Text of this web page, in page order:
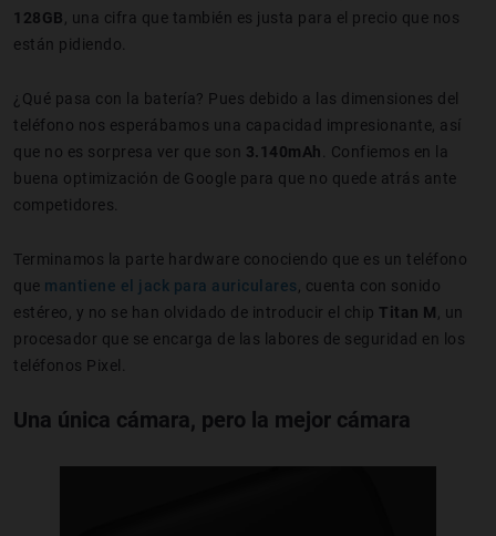
128GB , una cifra que también es justa para el precio que nos
están pidiendo.
¿Qué pasa con la batería? Pues debido a las dimensiones del
teléfono nos esperábamos una capacidad impresionante, así
que no es sorpresa ver que son 3.140mAh . Confiemos en la
buena optimización de Google para que no quede atrás ante
competidores.
Terminamos la parte hardware conociendo que es un teléfono
que mantiene el jack para auriculares , cuenta con sonido
estéreo, y no se han olvidado de introducir el chip Titan M , un
procesador que se encarga de las labores de seguridad en los
teléfonos Pixel.
Una única cámara, pero la mejor cámara